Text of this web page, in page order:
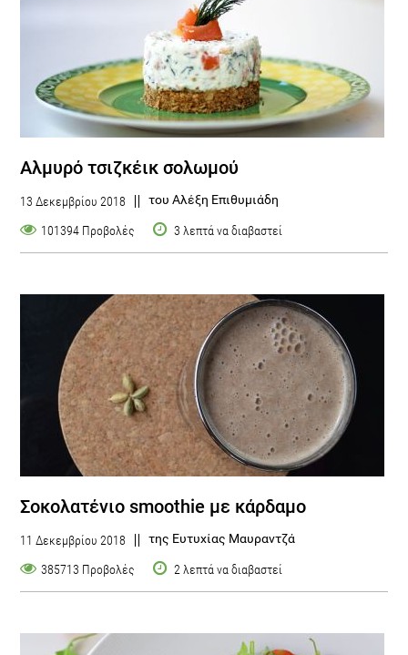
Αλμυρό τσιζκέικ σολωμού
13 Δεκεμβρίου 2018 του Αλέξη Επιθυμιάδη
101394 Προβολές 3 λεπτά να διαβαστεί
Σοκολατένιο smoothie με κάρδαμο
11 Δεκεμβρίου 2018 της Ευτυχίας Μαυραντζά
385713 Προβολές 2 λεπτά να διαβαστεί